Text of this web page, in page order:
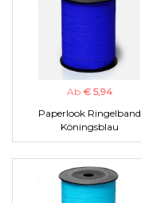
Ab € 5,94
Paperlook Ringelband
Köningsblau